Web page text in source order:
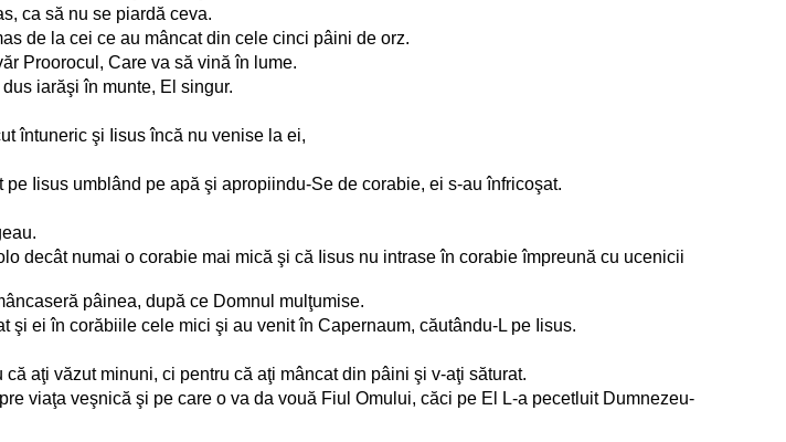
ca să nu se piardă ceva.
de la cei ce au mâncat din cele cinci pâini de orz.
Proorocul, Care va să vină în lume.
iarăşi în munte, El singur.
întuneric şi Iisus încă nu venise la ei,
Iisus umblând pe apă şi apropiindu-Se de corabie, ei s-au înfricoşat.
decât numai o corabie mai mică şi că Iisus nu intrase în corabie împreună cu ucenicii
pâinea, după ce Domnul mulţumise.
ei în corăbiile cele mici şi au venit în Capernaum, căutându-L pe Iisus.
aţi văzut minuni, ci pentru că aţi mâncat din pâini şi v-aţi săturat.
viaţa veşnică şi pe care o va da vouă Fiul Omului, căci pe El L-a pecetluit Dumnezeu-